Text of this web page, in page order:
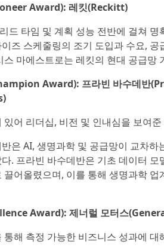
Award): 레킷(Reckitt)
드 타임 및 계획 성능 전반에 걸쳐
즈 스케줄링의 조기 도입과 수요,
스 마에스트로는 레킷의 현대 공급망
Award): 프라빈 바수데반
있어 리더십, 비전 및 인내심을 보여
은 AI, 생명과학 및 공급망이 교차
. 프라빈 바수데반은 기초 데이터
끌어올렸으며, 이를 통해 생명과학
Award): 제너럴 모터스
통해 측정 가능한 비즈니스 성과에 대